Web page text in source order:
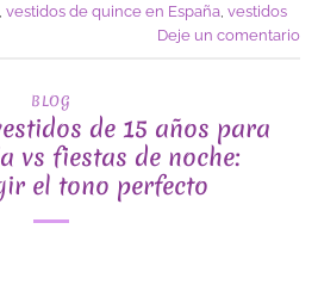
vestidos de quince en España vestidos
Deje un comentario
BLOG
de 15 años para
vs fiestas de noche:
el tono perfecto